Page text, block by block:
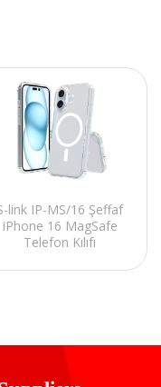
link IP-MS/16 Şeffaf
iPhone 16 MagSafe
Telefon Kılıfı